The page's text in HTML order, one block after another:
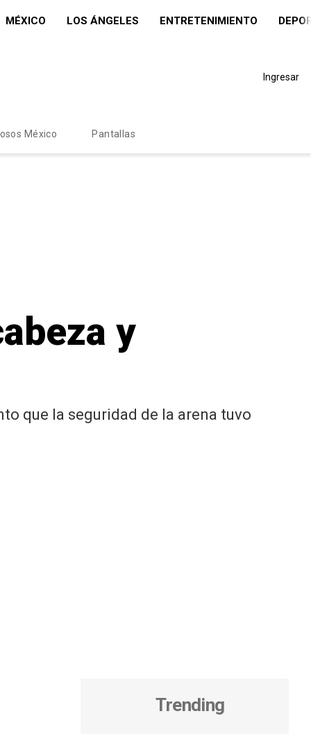
MÉXICO LOS ÁNGELES ENTRETENIMIENTO
Ingresar
México Pantallas
y
que la seguridad de la arena tuvo
Trending